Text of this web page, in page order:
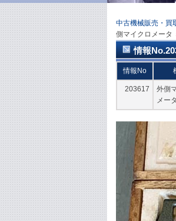
中古機械販売・買
側マイクロメータ
情報
情報No
203617
外側
メータ